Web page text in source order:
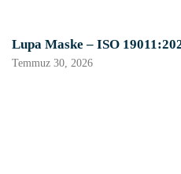
Lupa Maske – ISO
Temmuz 30, 2026